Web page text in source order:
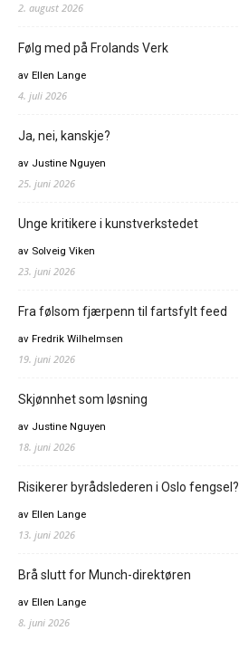
2. august 2026
Følg med på Frolands Verk
av Ellen Lange
4. juli 2026
Ja, nei, kanskje?
av Justine Nguyen
25. juni 2026
Unge kritikere i kunstverkstedet
av Solveig Viken
23. juni 2026
Fra følsom fjærpenn til fartsfylt feed
av Fredrik Wilhelmsen
19. juni 2026
Skjønnhet som løsning
av Justine Nguyen
18. juni 2026
Risikerer byrådslederen i Oslo fengsel?
av Ellen Lange
13. juni 2026
Brå slutt for Munch-direktøren
av Ellen Lange
8. juni 2026